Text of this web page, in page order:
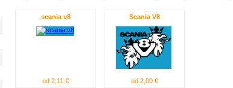
scania v8
od 2,11 €
Scania V8
od 2,00 €